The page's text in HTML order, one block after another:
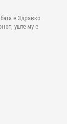
е Здравко
уште му е